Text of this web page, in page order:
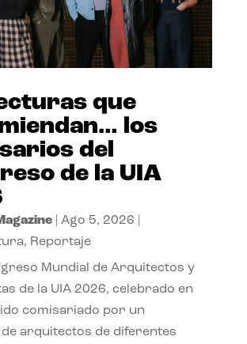
que
los
del
de la UIA
| Ago 5, 2026
, Reportaje
Mundial de Arquitectos y
de la UIA 2026, celebrado en
comisariado por un
arquitectos de diferentes